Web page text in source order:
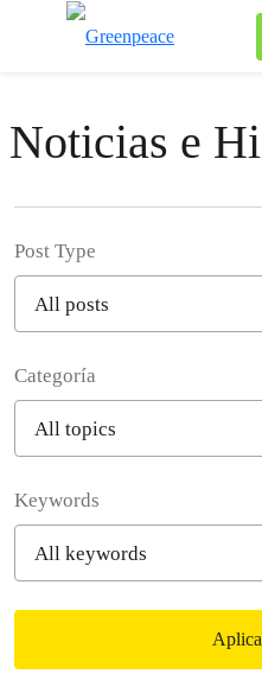
Noticias e
Post Type
Categoría
Keywords